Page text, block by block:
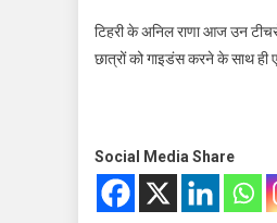
टिहरी के अनिल राणा आज उन
छात्रों को गाइडंस करने के साथ ही
Social Media Share